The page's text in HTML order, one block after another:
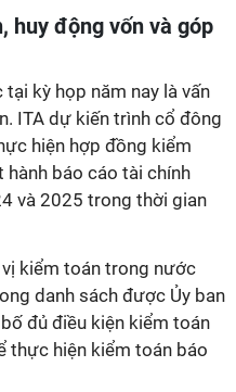
huy động vốn và góp
kỳ họp năm nay là vấn
ITA dự kiến trình cổ đông
hiện hợp đồng kiểm
hành báo cáo tài chính
và 2025 trong thời gian
kiểm toán trong nước
danh sách được Ủy ban
đủ điều kiện kiểm toán
thực hiện kiểm toán báo